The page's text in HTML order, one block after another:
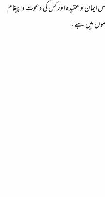
کس ایمان و عقیدہ اور کس کی دعوت و پیغام
میں ہے ،